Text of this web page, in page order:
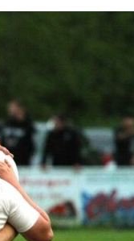
die
Region